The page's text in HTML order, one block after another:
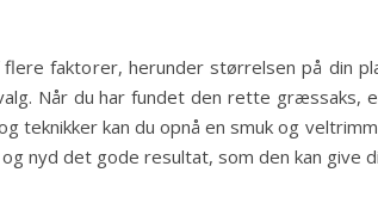
faktorer, herunder størrelsen på din
Når du har fundet den rette græssaks,
teknikker kan du opnå en smuk og
nyd det gode resultat, som den kan give